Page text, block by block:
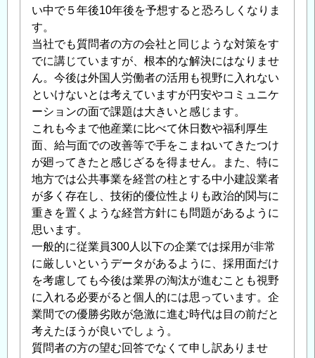
技
者
の
有
効
活
用」
へ
の
返
信
い中で５年後10年後を予想すると恐ろしくなりま
す。
当社でも質問者の方の会社と同じような対策をす
でに講じていますが、根本的な解決にはなりませ
ん。今後は外国人労働者の活用も視野に入れない
といけないとは考えていますが円安やコミュニケ
ーションの面で課題は大きいと感じます。
これも今まで他産業に比べて休日数や福利厚生
面、給与面での改善等で手をこまねいてきたつけ
が廻ってきたと感じざるを得ません。また、特に
地方では公共事業を経営の柱とする中小建設業者
が多く存在し、技術的優位性よりも政治的関与に
重きを置くような経営方針にも問題があるように
思います。
一般的に従業員300人以下の企業では採用が非常
に厳しいというデータがあるように、採用面だけ
を考慮しても今後は業界の淘汰が進むことも視野
に入れる必要がると個人的には思っています。企
業間での優勝劣敗が急激に進む時代は目の前だと
考えたほうが良いでしょう。
質問者の方の望む回答でなくて申し訳ありませ